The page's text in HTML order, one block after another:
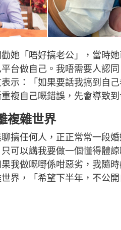
她「唔好搞老公」，當時
台做自己。我唔需要人認
示：「如果要話我搞到自
複自己嘅錯誤，先會導致到
複雜世界
搞任何人，正正常常一段
可以講我要做一個懂得體
我做嘅嘢係咁惡劣，我隨
界，「希望下半年，不公